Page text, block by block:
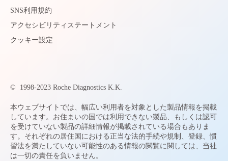
SNS利用規約
アクセシビリティステートメント
クッキー設定
© 1998-2023 Roche Diagnostics K.K.
本ウェブサイトでは、幅広い利用者を対象とした製品情報を掲載
しています。お住まいの国では利用できない製品、もしくは認可
を受けていない製品の詳細情報が掲載されている場合もありま
す。それぞれの居住国における正当な法的手続や規制、登録、慣
習法を満たしていない可能性のある情報の閲覧に関しては、当社
は一切の責任を負いません。